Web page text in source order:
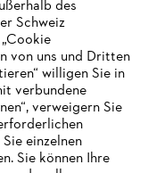
des
Schweiz
von uns und Dritten
willigen Sie in
verbundene
verweigern Sie
einzelnen
Sie können Ihre